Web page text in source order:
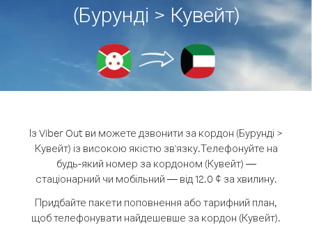
(Бурунді > Кувейт)
Із Viber Out ви можете дзвонити за кордон (Бурунді >
Кувейт) із високою якістю зв'язку.Телефонуйте на
будь-який номер за кордоном (Кувейт) —
стаціонарний чи мобільний — від 12.0 ¢ за хвилину.
Придбайте пакети поповнення або тарифний план,
щоб телефонувати найдешевше за кордон (Кувейт).